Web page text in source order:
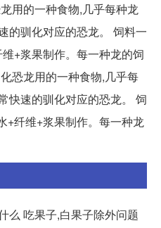
用的一种食物,几乎每种龙
的驯化对应的恐龙。 饲料一
+浆果制作。每一种龙的饲
恐龙用的一种食物,几乎每
快速的驯化对应的恐龙。 饲
+纤维+浆果制作。每一种龙
么 吃果子,白果子除外问题